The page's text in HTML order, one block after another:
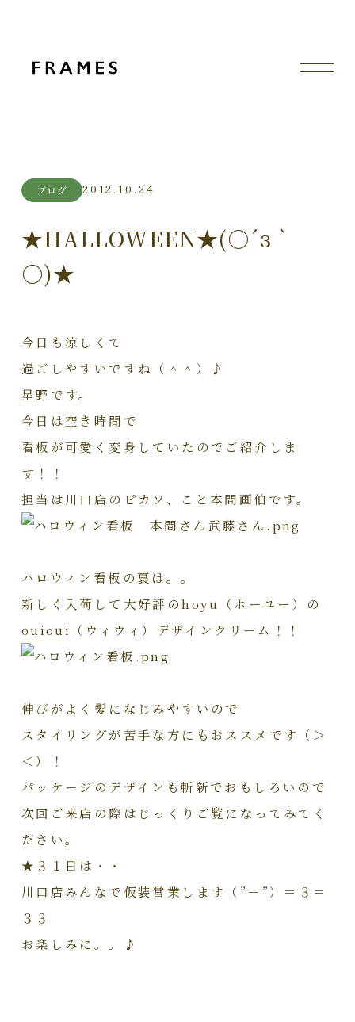
ブログ 2012.10.24
★HALLOWEEN★(○´з｀
○)★
今日も涼しくて
過ごしやすいですね（＾＾）♪
星野です。
今日は空き時間で
看板が可愛く変身していたのでご紹介しま
す！！
担当は川口店のピカソ、こと本間画伯です。
ハロウィン看板の裏は。。
新しく入荷して大好評のhoyu（ホーユー）の
ouioui（ウィウィ）デザインクリーム！！
伸びがよく髪になじみやすいので
スタイリングが苦手な方にもおススメです（＞
＜）！
パッケージのデザインも斬新でおもしろいので
次回ご来店の際はじっくりご覧になってみてく
ださい。
★３１日は・・
川口店みんなで仮装営業します（”－”）＝３＝
３３
お楽しみに。。♪